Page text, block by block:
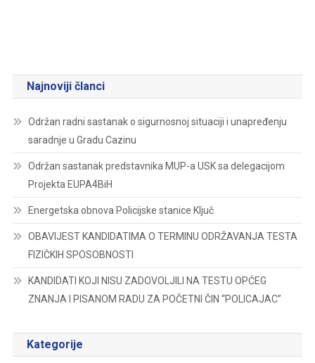
Najnoviji članci
Održan radni sastanak o sigurnosnoj situaciji i unapređenju
saradnje u Gradu Cazinu
Održan sastanak predstavnika MUP-a USK sa delegacijom
Projekta EUPA4BiH
Energetska obnova Policijske stanice Ključ
OBAVIJEST KANDIDATIMA O TERMINU ODRŽAVANJA TESTA
FIZIČKIH SPOSOBNOSTI
KANDIDATI KOJI NISU ZADOVOLJILI NA TESTU OPĆEG
ZNANJA I PISANOM RADU ZA POČETNI ČIN “POLICAJAC”
Kategorije